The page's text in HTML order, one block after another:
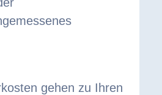
gehen zu Ihren